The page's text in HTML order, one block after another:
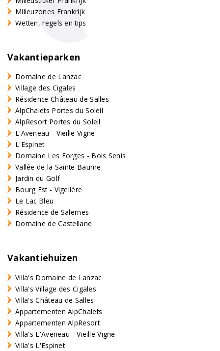
Milieuzones Frankrijk
Wetten, regels en tips
Vakantieparken
Domaine de Lanzac
Village des Cigales
Résidence Château de Salles
AlpChalets Portes du Soleil
AlpResort Portes du Soleil
L'Aveneau - Vieille Vigne
L'Espinet
Domaine Les Forges - Bois Senis
Vallée de la Sainte Baume
Jardin du Golf
Bourg Est - Vigelière
Le Lac Bleu
Résidence de Salernes
Domaine de Castellane
Vakantiehuizen
Villa's Domaine de Lanzac
Villa's Village des Cigales
Villa's Château de Salles
Appartementen AlpChalets
Appartementen AlpResort
Villa's L'Aveneau - Vieille Vigne
Villa's L'Espinet